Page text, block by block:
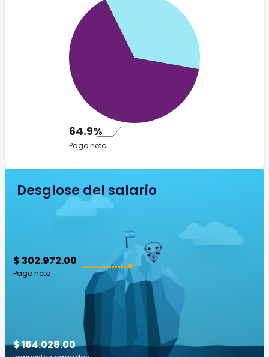
64.9%
Pago neto
Desglose del salario
$ 302.972.00
Pago neto
$ 164.028.00